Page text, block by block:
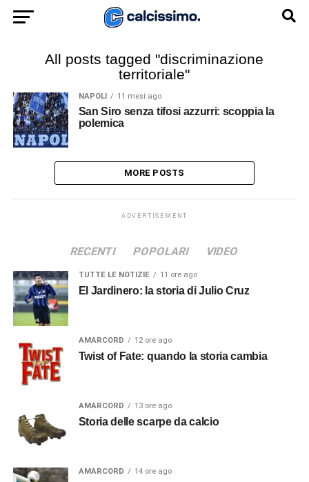
All posts tagged "discriminazione
territoriale"
NAPOLI 11 mesi ago
San Siro senza tifosi azzurri: scoppia la
polemica
MORE POSTS
ADVERTISEMENT
RECENTI POPOLARI VIDEO
TUTTE LE NOTIZIE 11 ore ago
El Jardinero: la storia di Julio Cruz
AMARCORD 12 ore ago
Twist of Fate: quando la storia cambia
AMARCORD 13 ore ago
Storia delle scarpe da calcio
AMARCORD 14 ore ago